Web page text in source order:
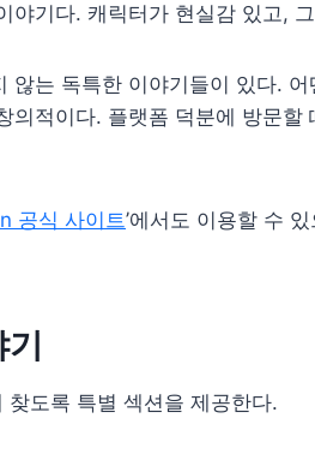
야기다. 캐릭터가 현실감 있고,
않는 독특한 이야기들이 있다.
의적이다. 플랫폼 덕분에 방문할
공식 사이트’에서도 이용할 수
찾도록 특별 섹션을 제공한다.